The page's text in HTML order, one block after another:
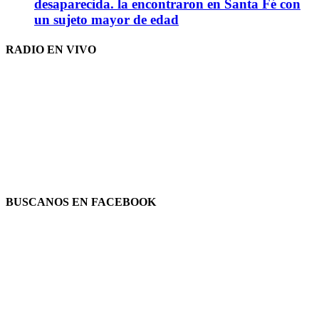
desaparecida. la encontraron en Santa Fé con
un sujeto mayor de edad
RADIO EN VIVO
BUSCANOS EN FACEBOOK